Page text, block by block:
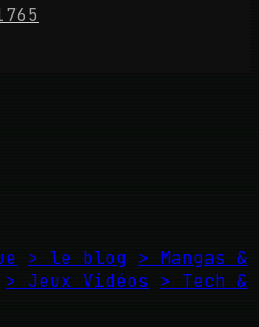
> le blog > Mangas &
> Jeux Vidéos
> Tech &